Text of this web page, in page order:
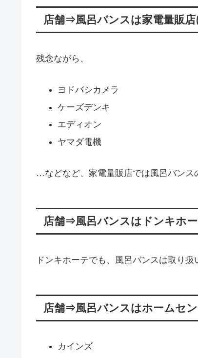
店舗⇒風呂バンスは家電量販店
残念ながら、
ヨドバシカメラ
ケーズデンキ
エディオン
ヤマダ電機
…などなど、家電量販店では風呂バンス
店舗⇒風呂バンスはドンキホ
ドンキホーテでも、風呂バンスは取り扱
店舗⇒風呂バンスはホームセ
カインズ